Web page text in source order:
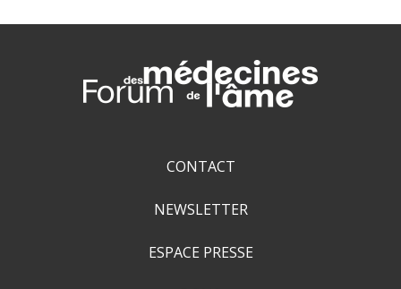
CONTACT
NEWSLETTER
ESPACE PRESSE